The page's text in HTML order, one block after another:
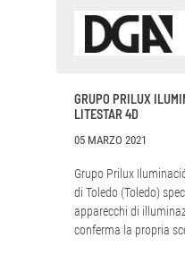
GRUPO PRILUX
LITESTAR 4D
05 MARZO 2021
Grupo Prilux
di Toledo (Toledo)
apparecchi di
conferma la propria